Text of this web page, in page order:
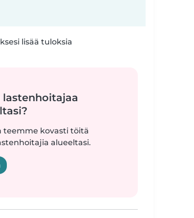
lisää tuloksia
lastenhoitajaa
teemme kovasti töitä
alueeltasi.